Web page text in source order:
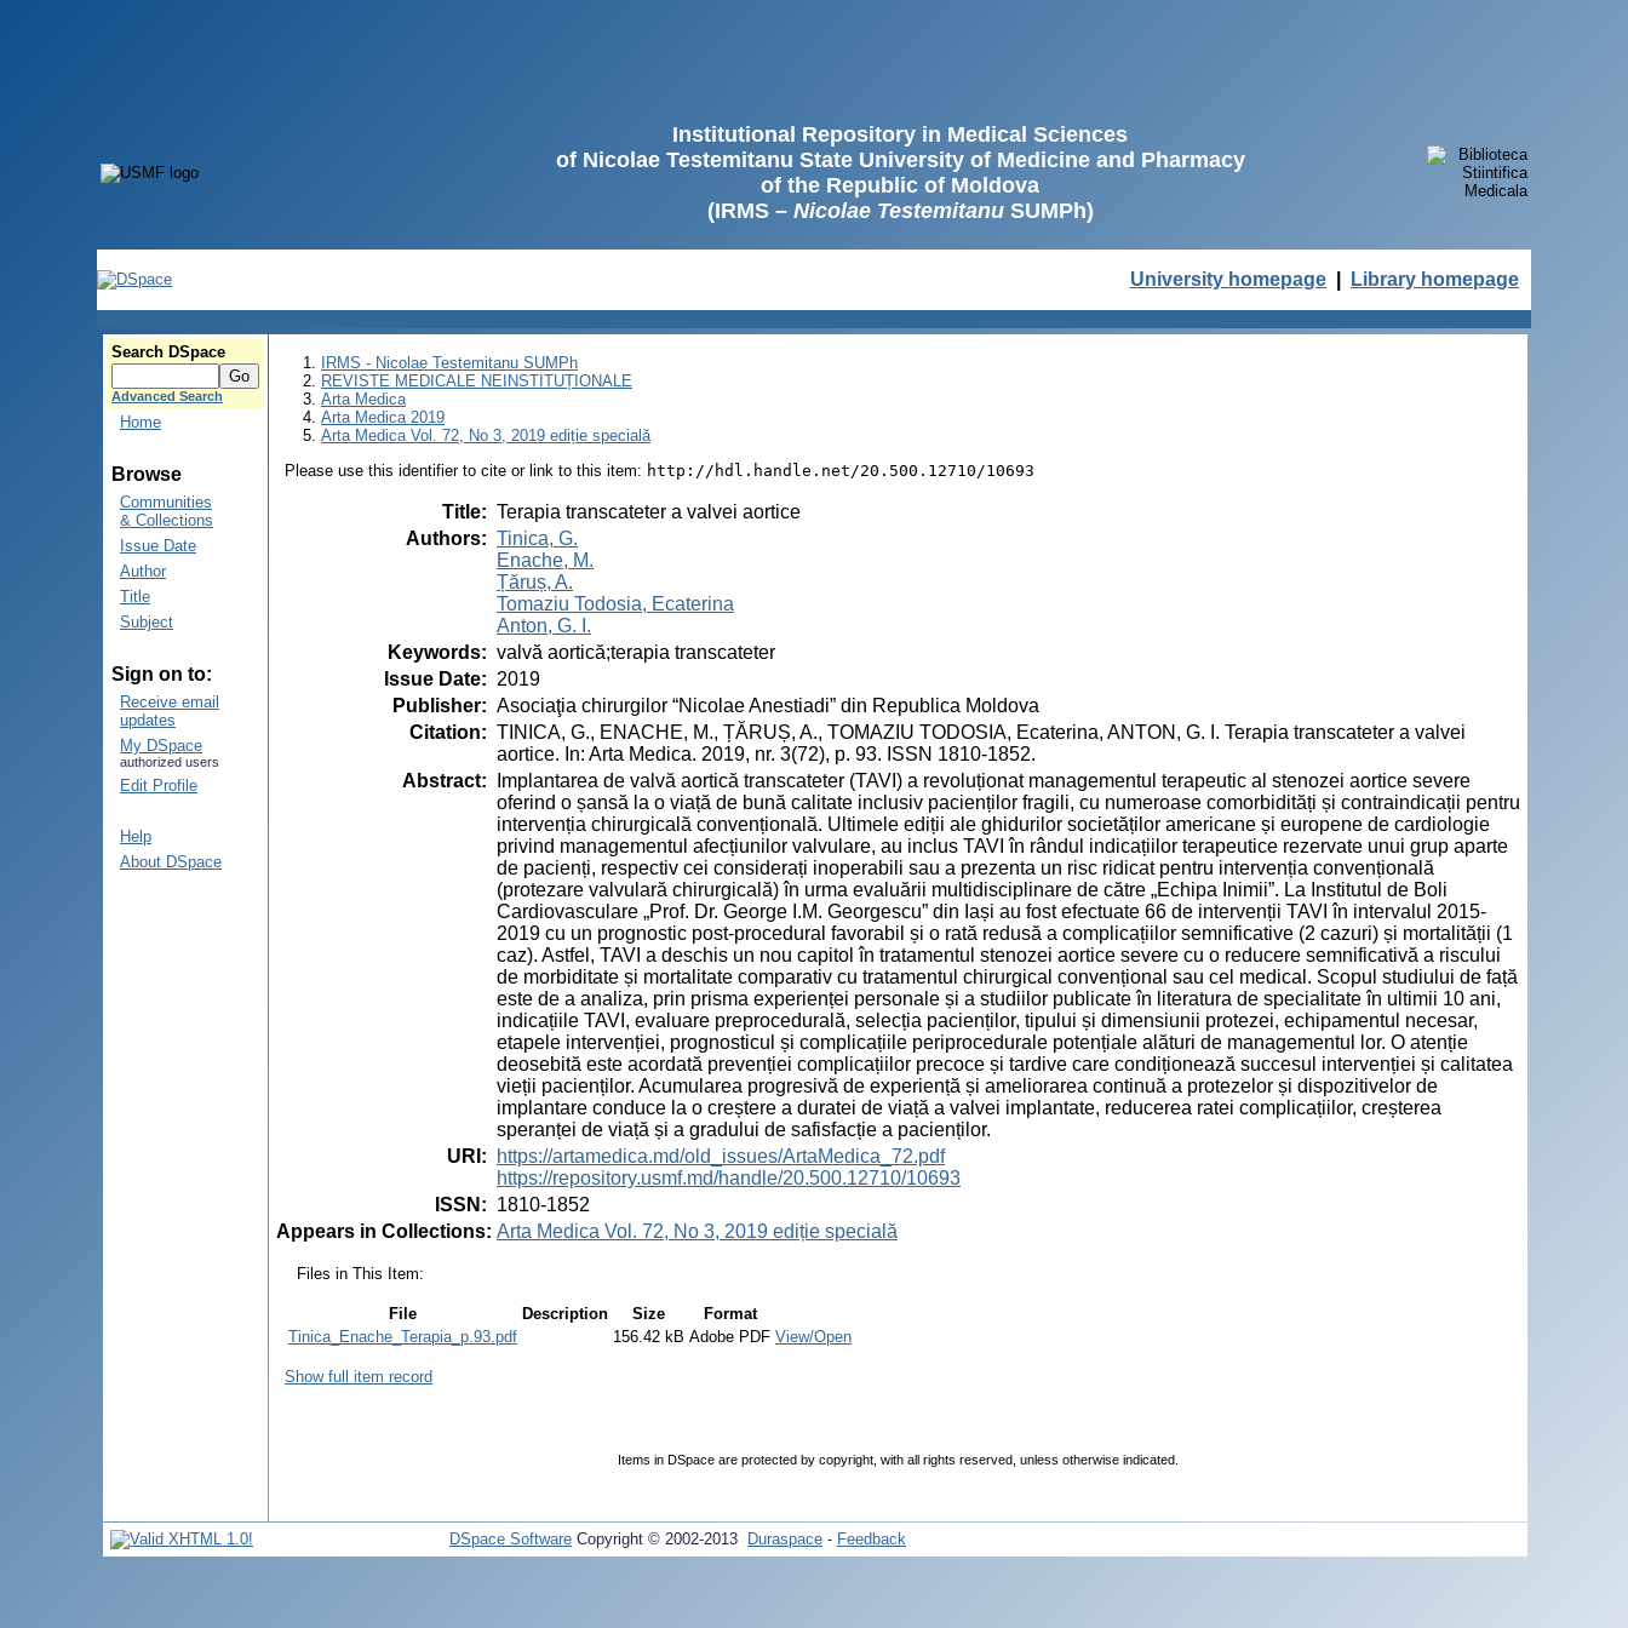
Institutional Repository in Medical Sciences
of Nicolae Testemitanu State University of Medicine and Pharmacy
of the Republic of Moldova
(IRMS – Nicolae TestemitanuSUMPh)
University homepage Library homepage
Search DSpace
Advanced Search
Home
Browse
Communities
& Collections
Issue Date
Author
Title
Subject
Sign on to:
Receive email
updates
My DSpace
authorized users
Edit Profile
Help
About DSpace
IRMS - Nicolae Testemitanu SUMPh
REVISTE MEDICALE NEINSTITUȚIONALE
Arta Medica
Arta Medica 2019
Arta Medica Vol. 72, No 3, 2019 ediție specială
Please use this identifier to cite or link to this item: http://hdl.handle.net/20.500.12710/10693
Title: Terapia transcateter a valvei aortice
Authors: Tinica, G.
Enache, M.
Țăruș, A.
Tomaziu Todosia, Ecaterina
Anton, G. I.
Keywords: valvă aortică;terapia transcateter
Issue Date: 2019
Publisher: Asociaţia chirurgilor “Nicolae Anestiadi” din Republica Moldova
Citation: TINICA, G., ENACHE, M., ȚĂRUȘ, A., TOMAZIU TODOSIA, Ecaterina, ANTON, G. I. Terapia transcateter a valvei
aortice. In: Arta Medica. 2019, nr. 3(72), p. 93. ISSN 1810-1852.
Abstract:
Implantarea de valvă aortică transcateter (TAVI) a revoluționat managementul terapeutic al stenozei aortice severe
oferind o șansă la o viață de bună calitate inclusiv pacienților fragili, cu numeroase comorbidități și contraindicații pentru
intervenția chirurgicală convențională. Ultimele ediții ale ghidurilor societăților americane și europene de cardiologie
privind managementul afecțiunilor valvulare, au inclus TAVI în rândul indicațiilor terapeutice rezervate unui grup aparte
de pacienți, respectiv cei considerați inoperabili sau a prezenta un risc ridicat pentru intervenția convențională
(protezare valvulară chirurgicală) în urma evaluării multidisciplinare de către „Echipa Inimii”. La Institutul de Boli
Cardiovasculare „Prof. Dr. George I.M. Georgescu” din Iași au fost efectuate 66 de intervenții TAVI în intervalul 2015-
2019 cu un prognostic post-procedural favorabil și o rată redusă a complicațiilor semnificative (2 cazuri) și mortalității (1
caz). Astfel, TAVI a deschis un nou capitol în tratamentul stenozei aortice severe cu o reducere semnificativă a riscului
de morbiditate și mortalitate comparativ cu tratamentul chirurgical convențional sau cel medical. Scopul studiului de față
este de a analiza, prin prisma experienței personale și a studiilor publicate în literatura de specialitate în ultimii 10 ani,
indicațiile TAVI, evaluare preprocedurală, selecția pacienților, tipului și dimensiunii protezei, echipamentul necesar,
etapele intervenției, prognosticul și complicațiile periprocedurale potențiale alături de managementul lor. O atenție
deosebită este acordată prevenției complicațiilor precoce și tardive care condiționează succesul intervenției și calitatea
vieții pacienților. Acumularea progresivă de experiență și ameliorarea continuă a protezelor și dispozitivelor de
implantare conduce la o creștere a duratei de viață a valvei implantate, reducerea ratei complicațiilor, creșterea
speranței de viață și a gradului de safisfacție a pacienților.
URI :
https://artamedica.md/old_issues/ArtaMedica_72.pdf
https://repository.usmf.md/handle/20.500.12710/10693
ISSN : 1810-1852
Appears in Collections: Arta Medica Vol. 72, No 3, 2019 ediție specială
Files in This Item:
File Description Size
Format
Tinica_Enache_Terapia_p.93.pdf
156.42 kB Adobe PDF View/Open
Show full item record
Items in DSpace are protected by copyright, with all rights reserved, unless otherwise indicated.
DSpace Software Copyright © 2002-2013 Duraspace - Feedback